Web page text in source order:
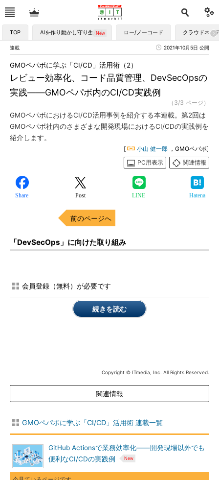
TOP AIを作り動かし守り生かす ロー/ノーコード クラウドネイ
連載 2021年10月5日 公開
レビュー効率化、コード品質管理、DevSecOpsの
実践――GMOペパボ内のCI/CD実践例
GMOペパボに学ぶ「CI/CD」活用術（2）
（3/3 ページ）
GMOペパボにおけるCI/CD活用事例を紹介する本連載。第2回は
GMOペパボ社内のさまざまな開発現場におけるCI/CDの実践例を
紹介します。
[ 小山 健一郎 ，GMOペパボ]
PC用表示
関連情報
Share Post LINE Hatena
前のページへ
「DevSecOps」に向けた取り組み
会員登録（無料）が必要です
続きを読む
Copyright © ITmedia, Inc. All Rights Reserved.
関連情報
GMOペパボに学ぶ「CI/CD」活用術 連載一覧
GitHub Actionsで業務効率化――開発現場以外でも
便利なCI/CDの実践例